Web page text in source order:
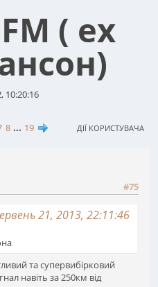
( ex
10:20:16
8 ... 19 ДІЇ КОРИСТУВАЧА
#75
21, 2013, 22:11:46
та супервибірковий
навіть за 250км від